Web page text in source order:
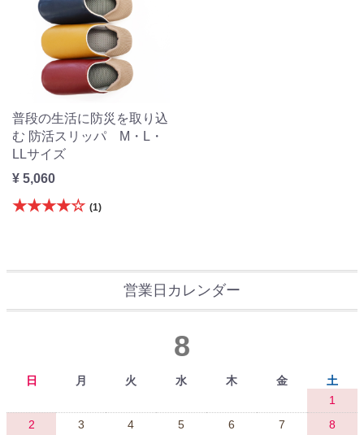
普段の生活に防災を取り込
む 防活スリッパ M・L・
LLサイズ
¥ 5,060
★★★★☆ (1)
営業日カレンダー
8
日 月 火 水 木 金
土
1
2
3 4 5 6 7
8